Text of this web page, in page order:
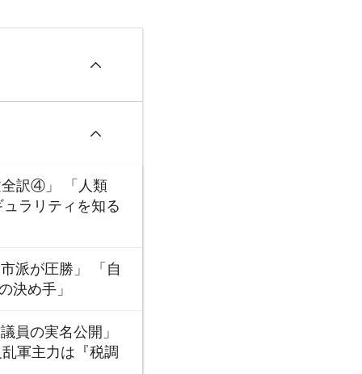
全訳④」 「人類
ラリティを知る
派が圧勝」 「自
決め手」
員の実名公開」
軍主力は『税調